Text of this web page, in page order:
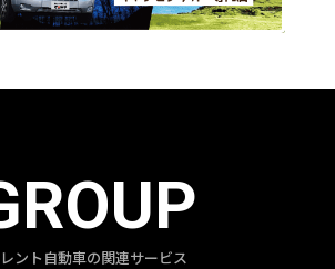
ント自動車の関連サービス